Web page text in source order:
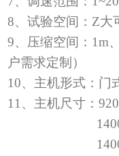
8、试验空间：Z大
9、压缩空间： 1m、
户需求定制）
10、主机形式：门
11 、主机尺寸：